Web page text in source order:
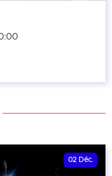
02 Déc.